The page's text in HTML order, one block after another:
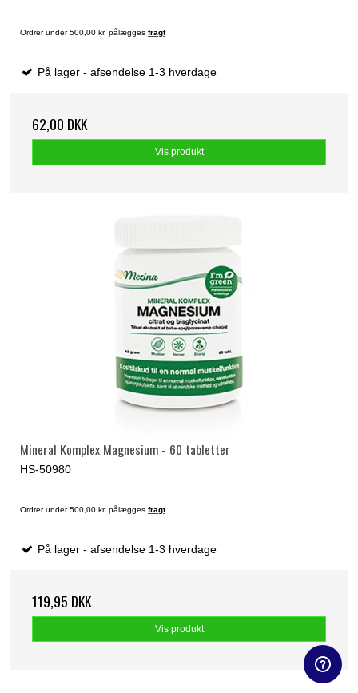
Ordrer under 500,00 kr. pålægges fragt
På lager - afsendelse 1-3 hverdage
62,00 DKK
Vis produkt
Mineral Komplex Magnesium - 60 tabletter
HS-50980
Ordrer under 500,00 kr. pålægges fragt
På lager - afsendelse 1-3 hverdage
119,95 DKK
Vis produkt